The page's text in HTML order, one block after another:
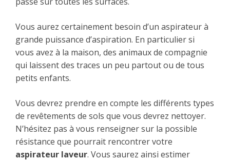
Vous aurez certainement besoin d’un aspirateur à
grande puissance d’aspiration. En particulier si
vous avez à la maison, des animaux de compagnie
qui laissent des traces un peu partout ou de tous
petits enfants.
Vous devrez prendre en compte les différents types
de revêtements de sols que vous devrez nettoyer.
N’hésitez pas à vous renseigner sur la possible
résistance que pourrait rencontrer votre
aspirateur laveur. Vous saurez ainsi estimer